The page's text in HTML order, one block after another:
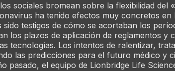
sociales bromean sobre la flexibilidad del
ha tenido efectos muy concretos
sido testigos de cómo se acortaban los
los plazos de aplicación de reglamentos y
tecnologías. Los intentos de ralentizar,
las predicciones para el futuro médico y
pasado, el equipo de Lionbridge Life